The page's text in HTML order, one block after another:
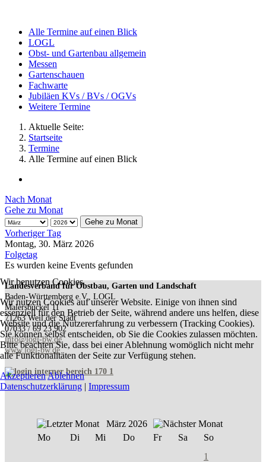
Alle Termine auf einen Blick
LOGL
Obst- und Gartenbau allgemein
Messen
Gartenschauen
Fachwarte
Jubiläen KVs / BVs / OGVs
Weitere Termine
Aktuelle Seite:
Startseite
Termine
Alle Termine auf einen Blick
Nach Monat
Gehe zu Monat
Gehe zu Monat
Vorheriger Tag
Montag, 30. März 2026
Folgetag
Es wurden keine Events gefunden
Landesverband für Obstbau, Garten und Landschaft
Baden-Württemberg e.V., LOGL
Malersbuckel 11
71263 Weil der Stadt
07033 / 69 23 902
info@logl-bw.de
www.logl-bw.de
März 2026
Mo
Di Mi Do Fr Sa
So
1
Wir benutzen Cookies
Wir nutzen Cookies auf unserer Website. Einige von ihnen sind
essenziell für den Betrieb der Seite, während andere uns helfen, diese
Website und die Nutzererfahrung zu verbessern (Tracking Cookies).
Sie können selbst entscheiden, ob Sie die Cookies zulassen möchten.
Bitte beachten Sie, dass bei einer Ablehnung womöglich nicht mehr
alle Funktionalitäten der Seite zur Verfügung stehen.
AkzeptierenAblehnen
Datenschutzerklärung | Impressum